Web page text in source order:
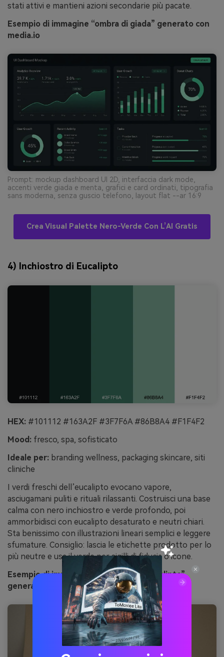
stati attivi e mantieni azioni secondarie più pacate.
Esempio di immagine “ombra di giada” generato con
media.io
Prompt: mockup dashboard UI 2D, interfaccia dark mode,
accenti verde giada e menta, grafici e card ordinati, tipografia
sans moderna, senza guscio telefono, layout flat --ar 16:9
Crea Visual Palette Nero-Verde Con L’AI Gratis
4) Inchiostro di Eucalipto
HEX: #101112 #163A2F #3F7F6A #86B8A4 #F1F4F2
Mood: fresco, spa, sofisticato
Ideale per: branding wellness, packaging skincare, siti
cliniche
I verdi freschi dell’eucalipto evocano vapore,
asciugamani puliti e rituali rilassanti. Costruisci una base
calma con nero inchiostro e verde profondo, poi
ammorbidisci con eucalipto desaturato e neutri chiari.
Sta benissimo con illustrazioni lineari semplici e leggere
sfumature. Consiglio: lascia le etichette prodotto per lo
più neutre e usa il verde per sigilli di fiducia o icone.
Esempio di immagine “inchiostro di eucalipto”
generato con media.io